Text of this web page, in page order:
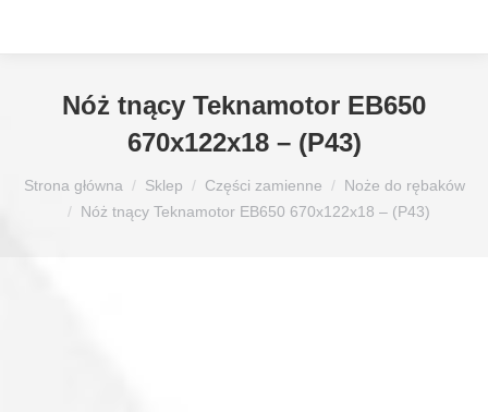
Nóż tnący Teknamotor EB650
670x122x18 – (P43)
Strona główna Sklep Części zamienne
Noże do rębaków
Nóż tnący Teknamotor EB650 670x122x18 – (P43)